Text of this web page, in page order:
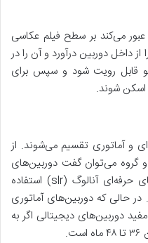
می‌کند بر سطح فیلم عکاسی
داخل دوربین درآورد و آن را در
قابل رویت شود و سپس برای
اسکن شوند.
و آماتوری تقسیم می‌شوند. از
می‌توان گفت دوربین‌های
حرفه‌ای همچنان از سیستم دوربین‌های حرفه‌ای آنالوگ (slr) استفاده
حالی که دوربین‌های آماتوری
دوربین‌های دیجیتالی اگر به